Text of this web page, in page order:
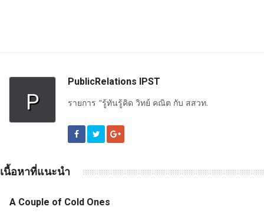
P
PublicRelations IPST
รายการ "รู้ทันรู้คิด วิทย์ คณิต กับ สสวท.
เนื้อหาที่แนะนำ
A Couple of Cold Ones